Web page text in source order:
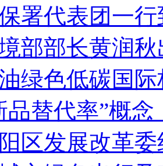
署代表团一
部部长黄润
绿色低碳国
品替代率”概
区发展改革